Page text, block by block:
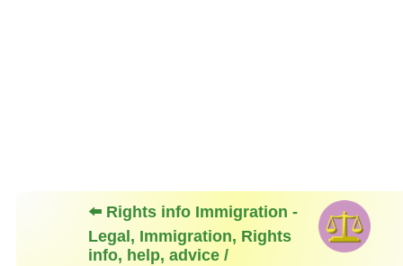
⬅️ Rights info Immigration -
Legal, Immigration, Rights
info, help, advice /